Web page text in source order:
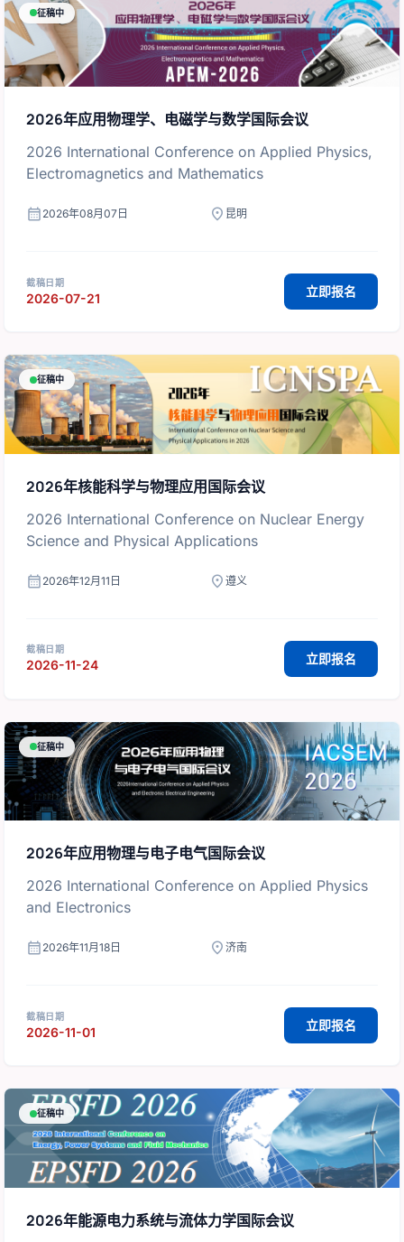
征稿中
2026年应用物理学、电磁学与数学国际会议
2026 International Conference on Applied Physics,
Electromagnetics and Mathematics
calendar_month 2026年08月07日 location_on 昆明
截稿日期
2026-07-21 立即报名
征稿中
2026年核能科学与物理应用国际会议
2026 International Conference on Nuclear Energy
Science and Physical Applications
calendar_month 2026年12月11日 location_on 遵义
截稿日期
2026-11-24 立即报名
征稿中
2026年应用物理与电子电气国际会议
2026 International Conference on Applied Physics
and Electronics
calendar_month 2026年11月18日 location_on 济南
截稿日期
2026-11-01 立即报名
征稿中
2026年能源电力系统与流体力学国际会议